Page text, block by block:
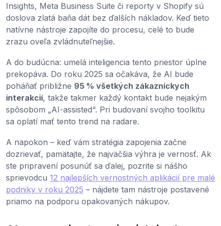
Insights, Meta Business Suite či reporty v Shopify sú
doslova zlatá baňa dát bez ďalších nákladov. Keď tieto
natívne nástroje zapojíte do procesu, celé to bude
zrazu oveľa zvládnuteľnejšie.
A do budúcna: umelá inteligencia tento priestor úplne
prekopáva. Do roku 2025 sa očakáva, že AI bude
poháňať približne 95 % všetkých zákazníckych
interakcií, takže takmer každý kontakt bude nejakým
spôsobom „AI-assisted“. Pri budovaní svojho toolkitu
sa oplatí mať tento trend na radare.
A napokon – keď vám stratégia zapojenia začne
dozrievať, pamätajte, že najväčšia výhra je vernosť. Ak
ste pripravení posunúť sa ďalej, pozrite si nášho
sprievodcu 12 najlepších vernostných aplikácií pre malé
podniky v roku 2025 – nájdete tam nástroje postavené
priamo na podporu opakovaných nákupov.